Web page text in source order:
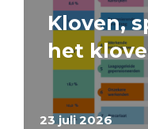
23 juli 2026
Kloven,
het